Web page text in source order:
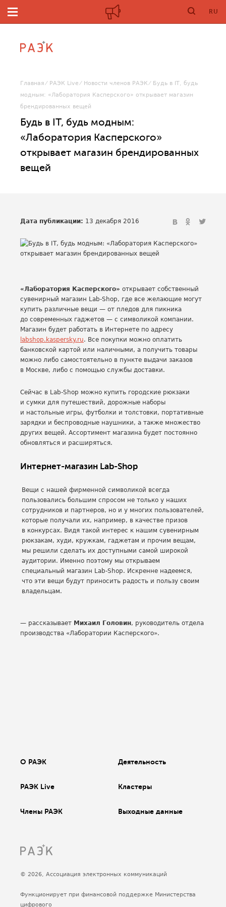
RU
Главная РАЭК Live Новости членов РАЭК
Будь в IT, будь
модным: «Лаборатория Касперского» открывает магазин
брендированных вещей
Будь в IT, будь модным:
«Лаборатория Касперского»
открывает магазин брендированных
вещей
Дата публикации: 13 декабря 2016
«Лаборатория Касперского» открывает собственный
сувенирный магазин Lab-Shop, где все желающие могут
купить различные вещи — от пледов для пикника
до современных гаджетов — с символикой компании.
Магазин будет работать в Интернете по адресу
labshop.kaspersky.ru. Все покупки можно оплатить
банковской картой или наличными, а получить товары
можно либо самостоятельно в пункте выдачи заказов
в Москве, либо с помощью службы доставки.
Сейчас в Lab-Shop можно купить городские рюкзаки
и сумки для путешествий, дорожные наборы
и настольные игры, футболки и толстовки, портативные
зарядки и беспроводные наушники, а также множество
других вещей. Ассортимент магазина будет постоянно
обновляться и расширяться.
Интернет-магазин Lab-Shop
Вещи с нашей фирменной символикой всегда
пользовались большим спросом не только у наших
сотрудников и партнеров, но и у многих пользователей,
которые получали их, например, в качестве призов
в конкурсах. Видя такой интерес к нашим сувенирным
рюкзакам, худи, кружкам, гаджетам и прочим вещам,
мы решили сделать их доступными самой широкой
аудитории. Именно поэтому мы открываем
специальный магазин Lab-Shop. Искренне надеемся,
что эти вещи будут приносить радость и пользу своим
владельцам.
— рассказывает Михаил Головин, руководитель отдела
производства «Лаборатории Касперского».
О РАЭК Деятельность
РАЭК Live Кластеры
Члены РАЭК Выходные данные
© 2026, Ассоциация электронных коммуникаций
Функционирует при финансовой поддержке Министерства
цифрового